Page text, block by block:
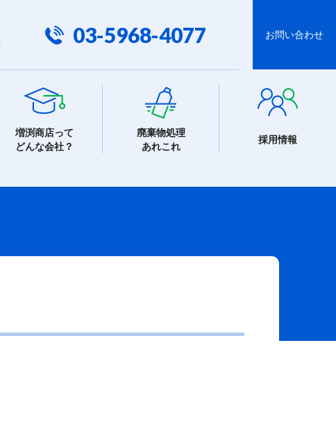
03-5968-4077 お問い合わせ
増渕商店って
どんな会社？
廃棄物処理
あれこれ
採用情報